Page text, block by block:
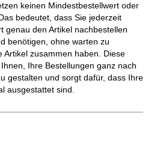
keinen Mindestbestellwert oder
bedeutet, dass Sie jederzeit
genau den Artikel nachbestellen
benötigen, ohne warten zu
Artikel zusammen haben. Diese
Ihre Bestellungen ganz nach
gestalten und sorgt dafür, dass Ihre
ausgestattet sind.